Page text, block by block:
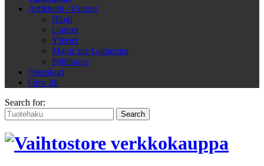
Artikkelit / Uutiset
Blogi
Uutiset
Yleiset
Magic the Gathering
Pelihuone
Ostoskori
Oma tili
Search for: